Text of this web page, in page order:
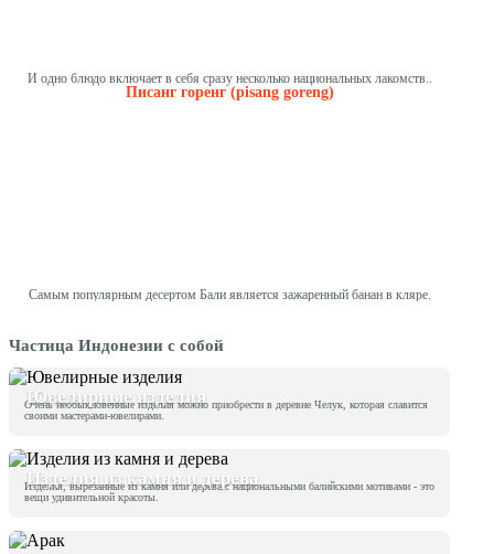
И одно блюдо включает в себя сразу несколько национальных лакомств..
Писанг горенг (pisang goreng)
Самым популярным десертом Бали является зажаренный банан в кляре.
Частица Индонезии с собой
Ювелирные изделия
Очень необыкновенные изделия можно приобрести в деревне Челук, которая славится
своими мастерами-ювелирами.
Изделия из камня и дерева
Изделия, вырезанные из камня или дерева с национальными балийскими мотивами - это
вещи удивительной красоты.